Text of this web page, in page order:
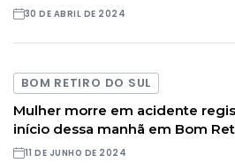
30 DE ABRIL DE 2024
BOM RETIRO DO SUL
Mulher morre em acidente
início dessa manhã em Bom
11 DE JUNHO DE 2024